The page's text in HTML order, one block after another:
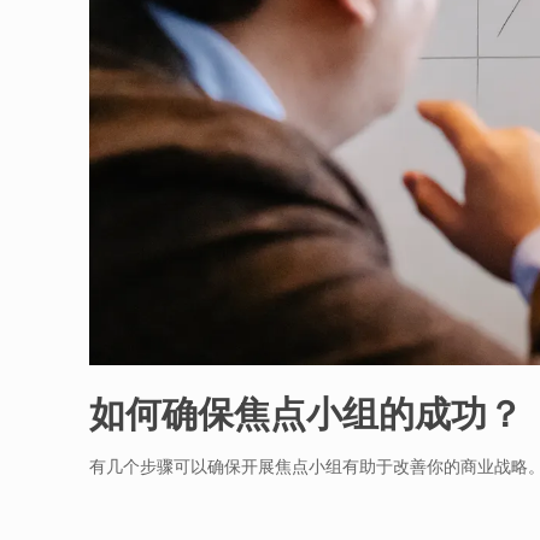
如何确保焦点小组的成功？
有几个步骤可以确保开展焦点小组有助于改善你的商业战略